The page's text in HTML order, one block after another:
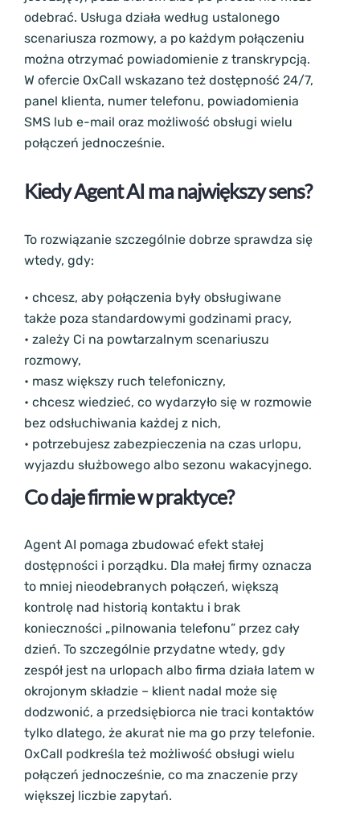
odebrać. Usługa działa według ustalonego
scenariusza rozmowy, a po każdym połączeniu
można otrzymać powiadomienie z transkrypcją.
W ofercie OxCall wskazano też dostępność 24/7,
panel klienta, numer telefonu, powiadomienia
SMS lub e-mail oraz możliwość obsługi wielu
połączeń jednocześnie.
Kiedy Agent AI ma największy sens?
To rozwiązanie szczególnie dobrze sprawdza się
wtedy, gdy:
• chcesz, aby połączenia były obsługiwane
także poza standardowymi godzinami pracy,
• zależy Ci na powtarzalnym scenariuszu
rozmowy,
• masz większy ruch telefoniczny,
• chcesz wiedzieć, co wydarzyło się w rozmowie
bez odsłuchiwania każdej z nich,
• potrzebujesz zabezpieczenia na czas urlopu,
wyjazdu służbowego albo sezonu wakacyjnego.
Co daje firmie w praktyce?
Agent AI pomaga zbudować efekt stałej
dostępności i porządku. Dla małej firmy oznacza
to mniej nieodebranych połączeń, większą
kontrolę nad historią kontaktu i brak
konieczności „pilnowania telefonu” przez cały
dzień. To szczególnie przydatne wtedy, gdy
zespół jest na urlopach albo firma działa latem w
okrojonym składzie – klient nadal może się
dodzwonić, a przedsiębiorca nie traci kontaktów
tylko dlatego, że akurat nie ma go przy telefonie.
OxCall podkreśla też możliwość obsługi wielu
połączeń jednocześnie, co ma znaczenie przy
większej liczbie zapytań.